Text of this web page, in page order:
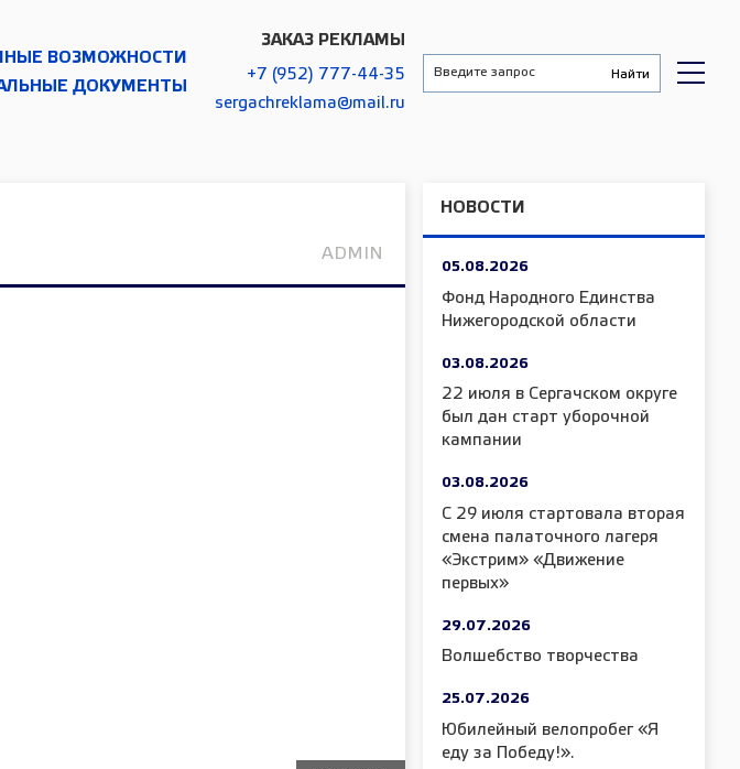
ВОЗМОЖНОСТИ
ДОКУМЕНТЫ
ЗАКАЗ РЕКЛАМЫ
+7 (952) 777-44-35
sergachreklama@mail.ru
ADMIN
НОВОСТИ
05.08.2026
Фонд Народного Единства
Нижегородской области
03.08.2026
22 июля в Сергачском округе
был дан старт уборочной
кампании
03.08.2026
С 29 июля стартовала вторая
смена палаточного лагеря
«Экстрим» «Движение
первых»
29.07.2026
Волшебство творчества
25.07.2026
Юбилейный велопробег «Я
еду за Победу!».